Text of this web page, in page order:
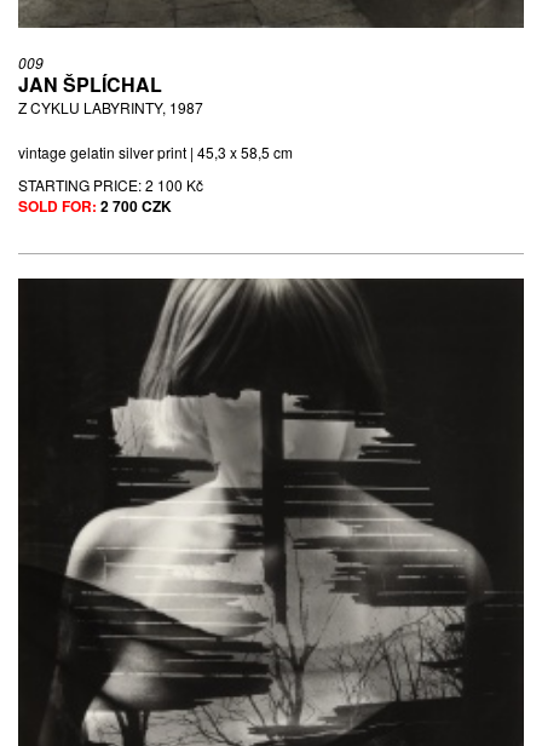
009
JAN ŠPLÍCHAL
Z CYKLU LABYRINTY, 1987
vintage gelatin silver print | 45,3 x 58,5 cm
STARTING PRICE:2 100 Kč
SOLD FOR: 2 700 CZK